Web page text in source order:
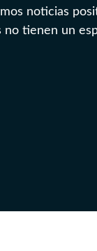
noticias
no tienen un